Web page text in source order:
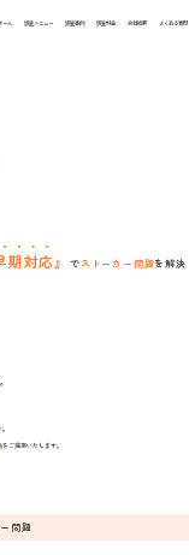
ホーム 調査メニュー 調査事例 調査料金 会社概要 よくある質問
期対応』でストーカー問題を解決
ご提案いたします。
問題